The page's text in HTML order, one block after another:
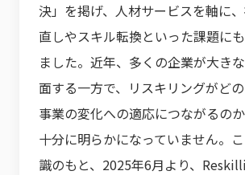
決」を掲げ、人材サービスを軸に
直しやスキル転換といった課題に
ました。近年、多くの企業が大き
面する一方で、リスキリングがど
事業の変化への適応につながるのか
十分に明らかになっていません。
識のもと、2025年6月より、